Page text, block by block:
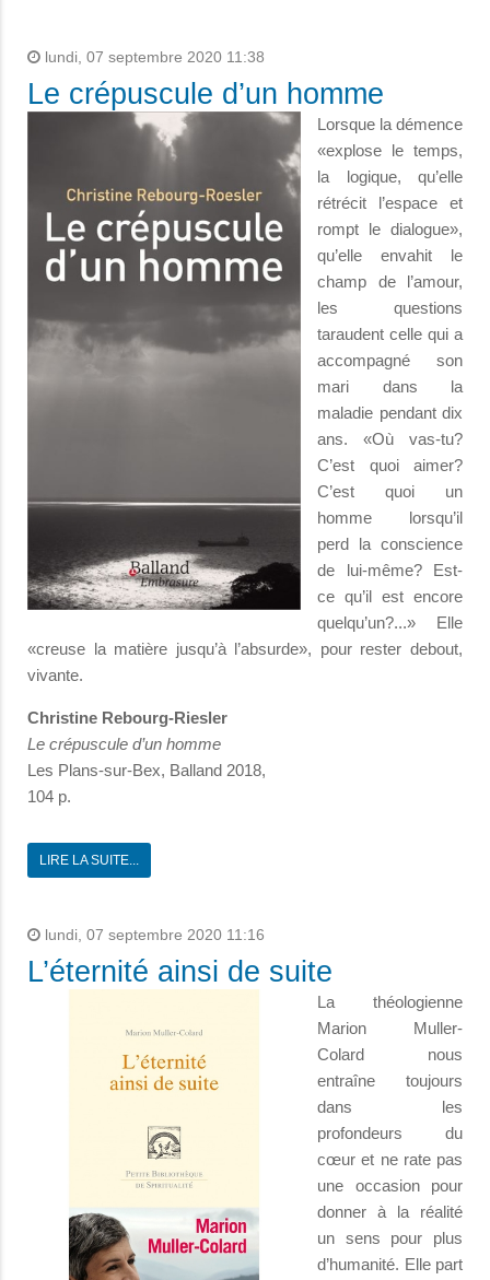
lundi, 07 septembre 2020 11:38
Le crépuscule d’un homme
Lorsque la démence
«explose le temps,
la logique, qu’elle
rétrécit l’espace et
rompt le dialogue»,
qu’elle envahit le
champ de l’amour,
les questions
taraudent celle qui a
accompagné son
mari dans la
maladie pendant dix
ans. «Où vas-tu?
C’est quoi aimer?
C’est quoi un
homme lorsqu’il
perd la conscience
de lui-même? Est-
ce qu’il est encore
quelqu’un?...» Elle
«creuse la matière jusqu’à l’absurde», pour rester debout,
vivante.
Christine Rebourg-Riesler
Le crépuscule d’un homme
Les Plans-sur-Bex, Balland 2018,
104 p.
LIRE LA SUITE...
lundi, 07 septembre 2020 11:16
L’éternité ainsi de suite
La théologienne
Marion Muller-
Colard nous
entraîne toujours
dans les
profondeurs du
cœur et ne rate pas
une occasion pour
donner à la réalité
un sens pour plus
d’humanité. Elle part